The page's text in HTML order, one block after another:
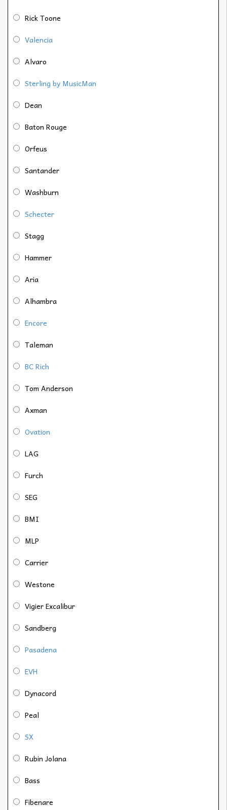
Rick Toone
Valencia
Alvaro
Sterling by MusicMan
Dean
Baton Rouge
Orfeus
Santander
Washburn
Schecter
Stagg
Hammer
Aria
Alhambra
Encore
Taleman
BC Rich
Tom Anderson
Axman
Ovation
LAG
Furch
SEG
BMI
MLP
Carrier
Westone
Vigier Excalibur
Sandberg
Pasadena
EVH
Dynacord
Peal
SX
Rubin Jolana
Bass
Fibenare